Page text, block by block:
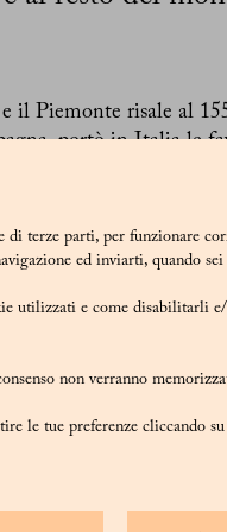
terze parti, per funzionare
ed inviarti, quando sei
utilizzati e come disabilitarli
non verranno
le tue preferenze cliccando
il Piemonte risale al
portò in Italia le
un particolare
iniziarono ad
avrebbe presto
navi britanniche,
cioccolato furono
con le nocciole,
con successo
creazione incartando
al Carnevale di
a cui i